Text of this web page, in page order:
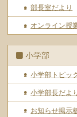
部長室だより
オンライン授
小学部
小学部トピッ
小学部長だよ
お知らせ掲示